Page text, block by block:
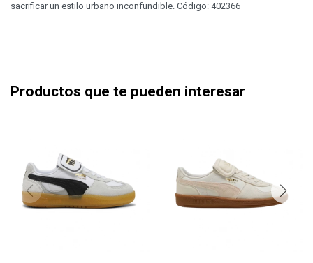
sacrificar un estilo urbano inconfundible. Código: 402366
Productos que te pueden interesar